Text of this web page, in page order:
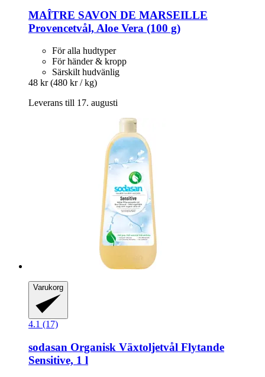
MAÎTRE SAVON DE MARSEILLE
Provencetvål, Aloe Vera (100 g)
För alla hudtyper
För händer & kropp
Särskilt hudvänlig
48 kr (480 kr / kg)
Leverans till 17. augusti
Varukorg
4.1 (17)
sodasan Organisk Växtoljetvål Flytande
Sensitive, 1 l